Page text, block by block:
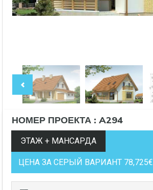
НОМЕР ПРОЕКТА : A294
ЭТАЖ + МАНСАРДА
ЦЕНА ЗА СЕРЫЙ ВАРИАНТ 78,725€